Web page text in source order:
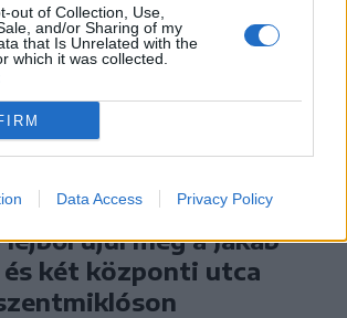
out of Collection, Use,
and/or Sharing of my
that Is Unrelated with the
which it was collected.
Data Access Privacy Policy
03., hétfő
újul meg a Jakab
két központi utca